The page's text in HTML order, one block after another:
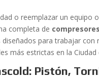
o reemplazar un equipo
completa de
para trabajar
más estrictas en la Ciudad
Pistón,